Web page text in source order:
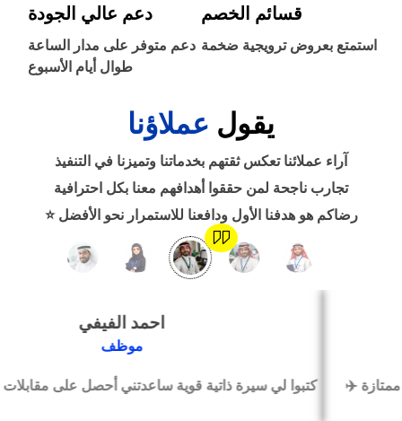
قسائم الخصم
استمتع بعروض ترويجية ضخمة
دعم عالي الجودة
دعم متوفر على مدار الساعة
طوال أيام الأسبوع
يقول عملاؤنا
آراء عملائنا تعكس ثقتهم بخدماتنا وتميزنا في التنفيذ
تجارب ناجحة لمن حققوا أهدافهم معنا بكل احترافية
رضاكم هو هدفنا الأول ودافعنا للاستمرار نحو الأفضل ⭐
احمد الفيفي
كتبوا لي سيرة ذاتية قوية ساعدتني أحصل على مقابلات عمل
حجز طيران ‹
الوظائف ‹
تصميم موقع/متجر/تطبيق
‹